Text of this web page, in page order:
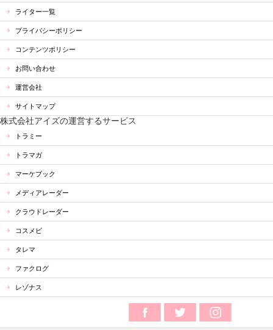
ライター一覧
プライバシーポリシー
コンテンツポリシー
お問い合わせ
運営会社
サイトマップ
株式会社アイズの運営するサービス
トラミー
トラマガ
マーケブック
メディアレーダー
クラウドレーダー
コスメビ
タレマ
ファクログ
レゾナス